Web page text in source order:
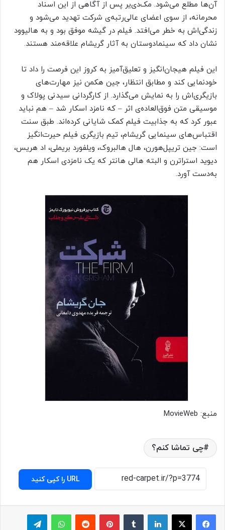
آن‌ها مطلع می‌شود. مک‌دی‌یر پس از آگاهی از این اسناد
محرمانه، از سوی اعضای عالی‌رتبه‌ی شرکت تهدید می‌شود و
زندگی‌اش به خطر می‌افتد. فیلم در گیشه موفق بود و به هالیوود
نشان داد که سینما‌دوستان به آثار گریشام علاقه‌مند هستند.
این فیلم هیجان‌انگیز و تعلیق‌آمیز به کروز این فرصت را داد تا
خودنمایی کند و مطابق انتظار، جین هکمن نیز مهارت‌های
بازیگری‌اش را به نمایش می‌گذارد. از کارگردانی سیدنی پولاک و
موسیقی متن فوق‌العاده‌ی اثر – که نامزد اسکار شد – هم نباید
عبور کرد که به جذابیت فیلم کمک شایانی کرده‌اند. طبق سنت
اقتباس‌های سینمایی گریشام، تیم بازیگری فیلم حیرت‌انگیز
است: جین تریپل‌هورن، هال هالبروک، ویلفورد بریملی، اد هریس،
دیوید استراترن و البته هالی هانتر که یک نامزدی اسکار هم
به‌دست آورد.
منبع: MovieWeb
چی تماشا کنم؟
URL را کپی کنید
لینکدین پینترست ‫رددیت واتس آپ